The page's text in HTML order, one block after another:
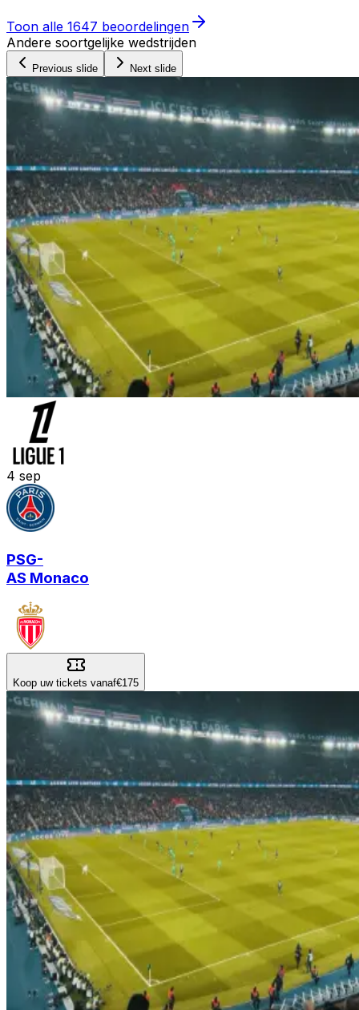
Toon alle 1647 beoordelingen
Andere soortgelijke wedstrijden
Previous slide Next slide
4 sep
PSG-
AS Monaco
Koop uw tickets vanaf€175